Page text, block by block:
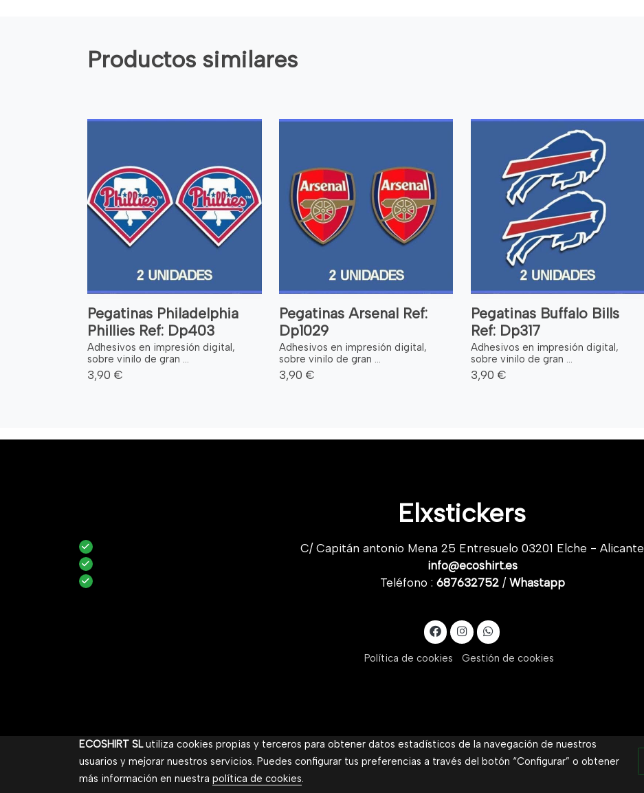
Productos similares
Pegatinas Philadelphia
Phillies Ref: Dp403
Adhesivos en impresión digital,
sobre vinilo de gran ...
3,90 €
Pegatinas Arsenal Ref:
Dp1029
Adhesivos en impresión digital,
sobre vinilo de gran ...
3,90 €
Pegatinas Buffalo Bills
Ref: Dp317
Adhesivos en impresión digital,
sobre vinilo de gran ...
3,90 €
Elxstickers
C/ Capitán antonio Mena 25 Entresuelo 03201 Elche - Alicante
info@ecoshirt.es
Teléfono : 687632752/ Whastapp
Política de cookies Gestión de cookies
ECOSHIRT SLutiliza cookies propias y terceros para obtener datos estadísticos de la navegación de nuestros
usuarios y mejorar nuestros servicios. Puedes configurar tus preferencias a través del botón “Configurar” o obtener
más información en nuestra política de cookies.